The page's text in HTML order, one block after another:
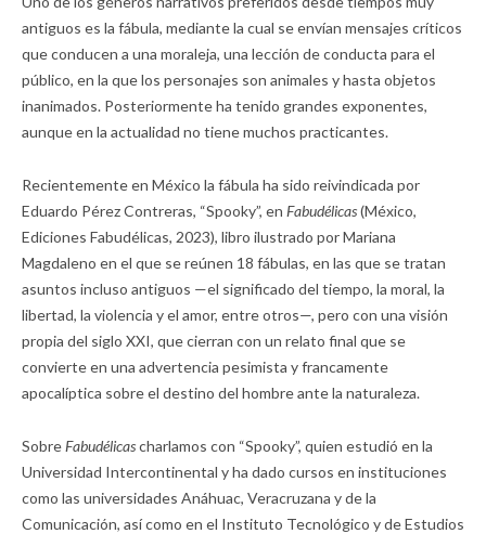
antiguos es la fábula, mediante la cual se envían mensajes críticos
que conducen a una moraleja, una lección de conducta para el
público, en la que los personajes son animales y hasta objetos
inanimados. Posteriormente ha tenido grandes exponentes,
aunque en la actualidad no tiene muchos practicantes.
Recientemente en México la fábula ha sido reivindicada por
Eduardo Pérez Contreras, “Spooky”, en Fabudélicas(México,
Ediciones Fabudélicas, 2023), libro ilustrado por Mariana
Magdaleno en el que se reúnen 18 fábulas, en las que se tratan
asuntos incluso antiguos —el significado del tiempo, la moral, la
libertad, la violencia y el amor, entre otros—, pero con una visión
propia del siglo XXI, que cierran con un relato final que se
convierte en una advertencia pesimista y francamente
apocalíptica sobre el destino del hombre ante la naturaleza.
SobreFabudélicascharlamos con “Spooky”, quien estudió en la
Universidad Intercontinental y ha dado cursos en instituciones
como las universidades Anáhuac, Veracruzana y de la
Comunicación, así como en el Instituto Tecnológico y de Estudios